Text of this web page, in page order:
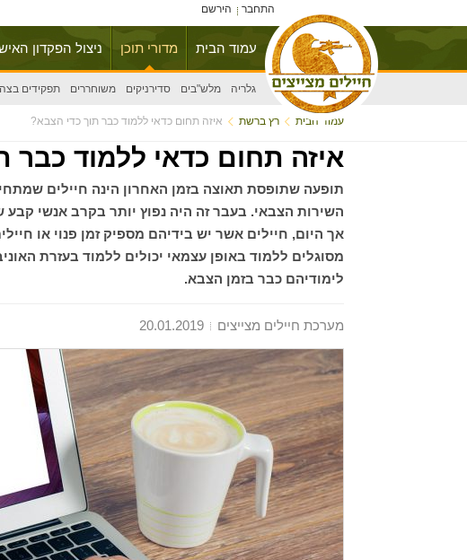
התחבר הירשם
עמוד הבית מדורי תוכן ניצול הפקדון
גלריה מלש"בים סדירניקים משוחררים תפקידים
עמוד הבית רץ ברשת איזה תחום כדאי ללמוד כבר תוך כדי הצבא?
איזה תחום כדאי ללמוד כבר
תופעה שתופסת תאוצה בזמן האחרון הינה חיילים
השירות הצבאי. בעבר זה היה נפוץ יותר בקרב אנשי
אך היום, חיילים אשר יש בידיהם מספיק זמן פנוי או
מסוגלים ללמוד באופן עצמאי יכולים ללמוד בעזרת
לימודיהם כבר בזמן הצבא.
מערכת חיילים מצייצים